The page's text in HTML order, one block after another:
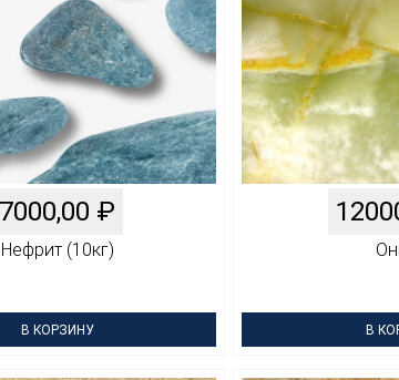
7000,00 ₽
Нефрит (10кг)
В КОРЗИНУ В